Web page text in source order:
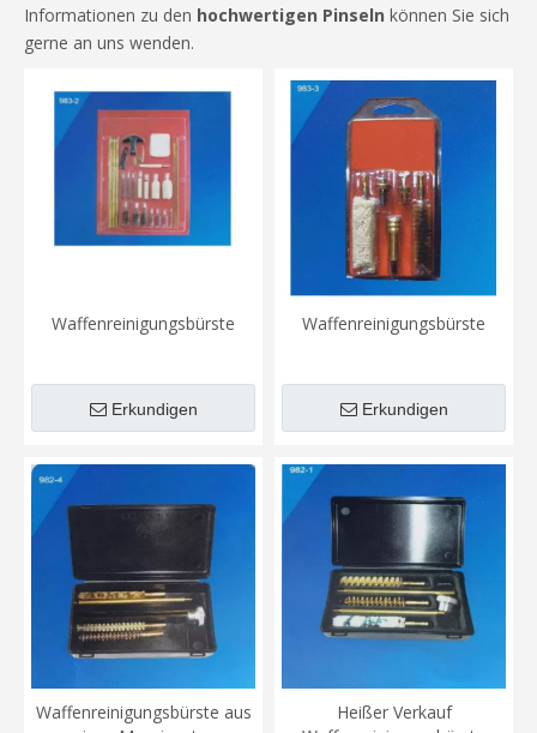
Informationen zu den hochwertigen Pinseln können Sie sich
gerne an uns wenden.
Waffenreinigungsbürste
Erkundigen
Waffenreinigungsbürste
Erkundigen
Waffenreinigungsbürste aus
Heißer Verkauf